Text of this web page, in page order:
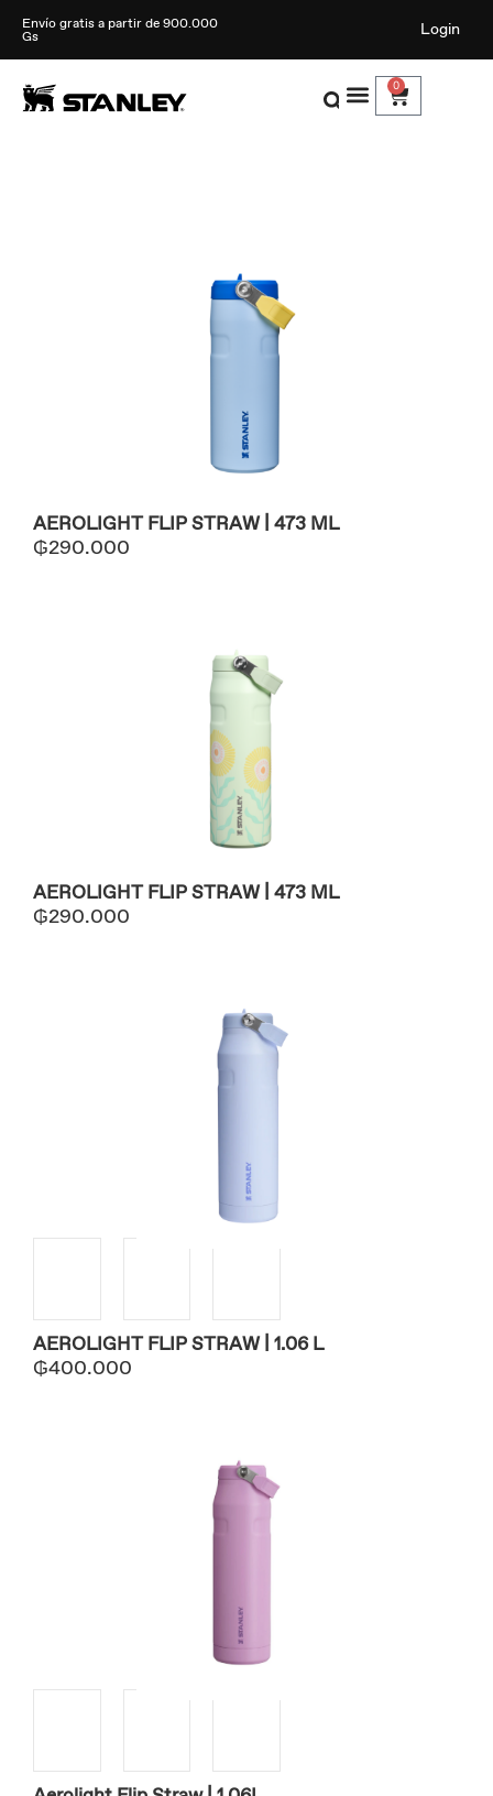
Envío gratis a partir de 900.000
Gs
Login
0
AEROLIGHT FLIP STRAW | 473 ML
₲290.000
AEROLIGHT FLIP STRAW | 473 ML
₲290.000
AEROLIGHT FLIP STRAW | 1.06 L
₲400.000